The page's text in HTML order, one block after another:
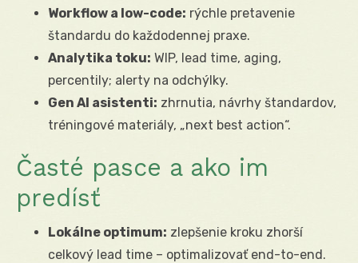
Workflow a low-code: rýchle pretavenie
štandardu do každodennej praxe.
Analytika toku: WIP, lead time, aging,
percentily; alerty na odchýlky.
Gen AI asistenti: zhrnutia, návrhy štandardov,
tréningové materiály, „next best action“.
Časté pasce a ako im
predísť
Lokálne optimum: zlepšenie kroku zhorší
celkový lead time – optimalizovať end-to-end.